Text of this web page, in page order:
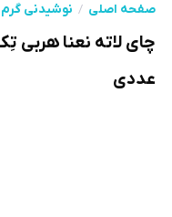
صفحه اصلی نوشیدنی گرم
عددی